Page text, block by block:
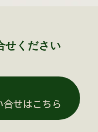
せください
せはこちら